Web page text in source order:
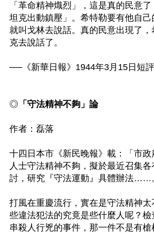
「革命精神熾烈」，這是真的民意
坦克出動鎮壓」。希特勒要有他自己
就叫戈林去說話。真的民意出現了，
克去說話了。
──《新華日報》1944年3月15日短評
◎ 「守法精神不夠」論
作者：磊落
十四日本市《新民晚報》載：「市政
人士守法精神不夠，擬於最近召集
討，研究『守法運動』具體辦法……
打風在重慶流行，實在是守法精神太
些違法犯法的究竟是些什麼人呢？檢
串殺人行兇的事件，那一件不是有槍